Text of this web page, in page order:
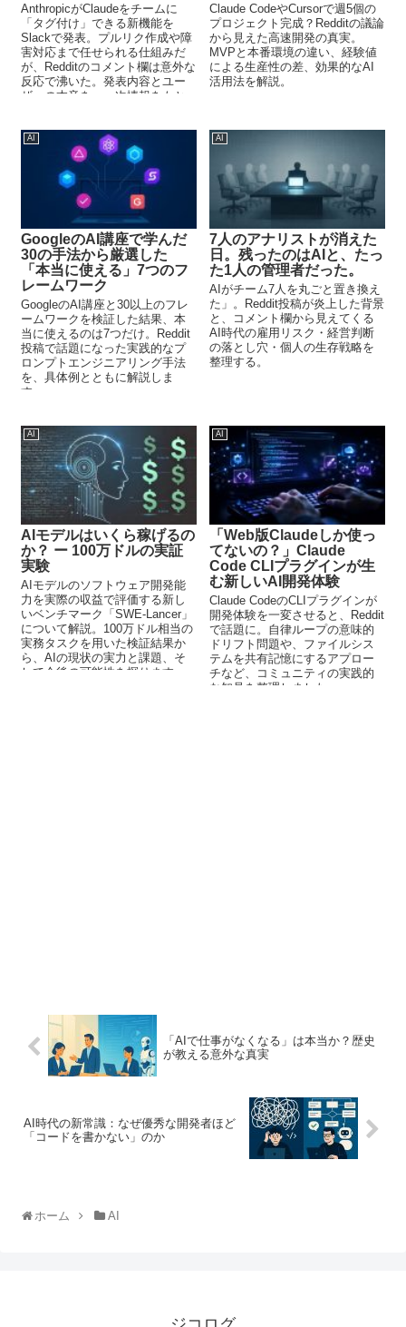
AnthropicがClaudeをチームに
「タグ付け」できる新機能を
Slackで発表。プルリク作成や障
害対応まで任せられる仕組みだ
が、Redditのコメント欄は意外な
反応で沸いた。発表内容とユー
ザーの本音を、一次情報をもと
Claude CodeやCursorで週5個の
プロジェクト完成？Redditの議論
から見えた高速開発の真実。
MVPと本番環境の違い、経験値
による生産性の差、効果的なAI
活用法を解説。
AI
GoogleのAI講座で学んだ
30の手法から厳選した
「本当に使える」7つのフ
レームワーク
GoogleのAI講座と30以上のフレ
ームワークを検証した結果、本
当に使えるのは7つだけ。Reddit
投稿で話題になった実践的なプ
ロンプトエンジニアリング手法
を、具体例とともに解説しま
す。
AI
7人のアナリストが消えた
日。残ったのはAIと、たっ
た1人の管理者だった。
AIがチーム7人を丸ごと置き換え
た」。Reddit投稿が炎上した背景
と、コメント欄から見えてくる
AI時代の雇用リスク・経営判断
の落とし穴・個人の生存戦略を
整理する。
AI
AIモデルはいくら稼げるの
か？ ー 100万ドルの実証
実験
AIモデルのソフトウェア開発能
力を実際の収益で評価する新し
いベンチマーク「SWE-Lancer」
について解説。100万ドル相当の
実務タスクを用いた検証結果か
ら、AIの現状の実力と課題、そ
して今後の可能性を探ります。
AI
「Web版Claudeしか使っ
てないの？」Claude
Code CLIプラグインが生
む新しいAI開発体験
Claude CodeのCLIプラグインが
開発体験を一変させると、Reddit
で話題に。自律ループの意味的
ドリフト問題や、ファイルシス
テムを共有記憶にするアプロー
チなど、コミュニティの実践的
な知見を整理しました。
「AIで仕事がなくなる」は本当か？歴史
が教える意外な真実
AI時代の新常識：なぜ優秀な開発者ほど
「コードを書かない」のか
ホーム AI